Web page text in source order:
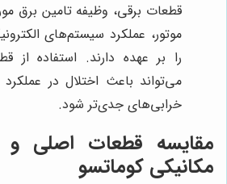
قطعات برقی، وظیفه تامین برق
موتور، عملکرد سیستم‌های
را بر عهده دارند. استفاده از
می‌تواند باعث اختلال در
خرابی‌های جدی‌تر شود.
مقایسه قطعات اصلی و
مکانیکی کوماتسو